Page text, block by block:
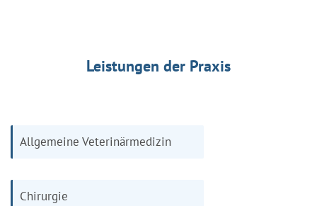
Leistungen der Praxis
Allgemeine Veterinärmedizin
Chirurgie